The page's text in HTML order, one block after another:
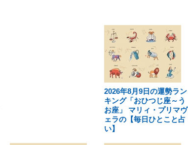
2026年8月9日の運勢ラン
キング「おひつじ座～う
お座」 マリィ・プリマヴ
ェラの【毎日ひとこと占
い】